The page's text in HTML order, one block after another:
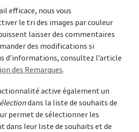
efficace, nous vous
le tri des images par couleur
laisser des commentaires
des modifications si
d’informations, consultez l’article
des Remarques.
active également un
dans la liste de souhaits de
permet de sélectionner les
dans leur liste de souhaits et de